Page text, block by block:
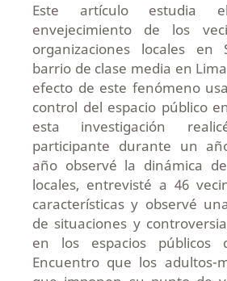
Este artículo estudia
envejecimiento de los
organizaciones locales en
barrio de clase media en
efecto de este fenómeno
control del espacio público
esta investigación
participante durante un
año observé la dinámica
locales, entrevisté a 46
características y observé
de situaciones y
en los espacios públicos
Encuentro que los adultos-